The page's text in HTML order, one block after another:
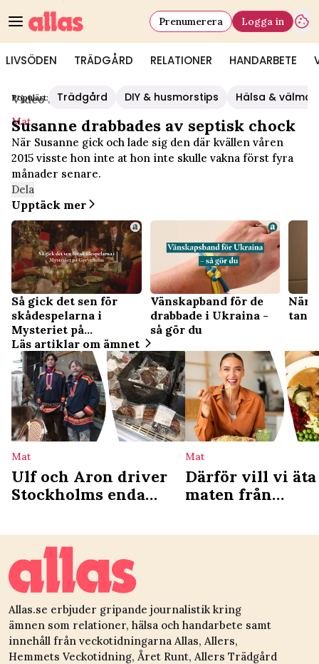
LIVSÖDEN TRÄDGÅRD RELATIONER HANDARBETE
Prenumerera Logga in
Populärt: Trädgård DIY & husmorstips Hälsa &
Video Start/Mat
Mat
Susanne drabbades av septisk chock
När Susanne gick och lade sig den där kvällen våren
2015 visste hon inte at hon inte skulle vakna först fyra
månader senare.
Dela
Upptäck mer
Så gick det sen för
skådespelarna i
Mysteriet på
Greveholm
Vänskapband för de
drabbade i Ukraina -
så gör du
När
Läs artiklar om ämnet
Mat
Ulf och Aron driver
Stockholms enda
det som en
kulturgärning”
Mat
Därför vill vi äta
maten från
studie förklarar
Allas.se erbjuder gripande journalistik kring
ämnen som relationer, hälsa och handarbete samt
innehåll från veckotidningarna Allas, Allers,
Hemmets Veckotidning, Året Runt, Allers Trädgård